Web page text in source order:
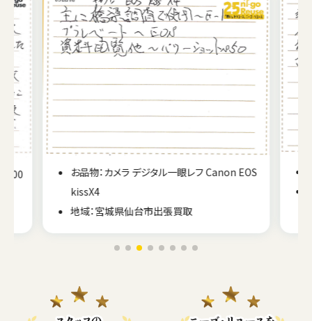
お品物：カメラ デジタルカメラ RICOH GRⅡ
地域：埼玉県飯能市 出張買取